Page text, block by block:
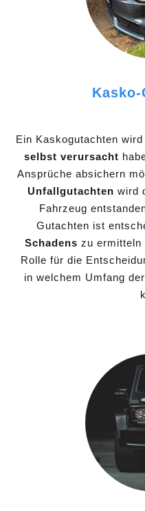
Ein Kaskogutachten
selbst verursacht
Ansprüche absichern
Unfallgutachten wird
Fahrzeug
Gutachten ist
Schadens zu ermitteln
Rolle für die
in welchem Umfang